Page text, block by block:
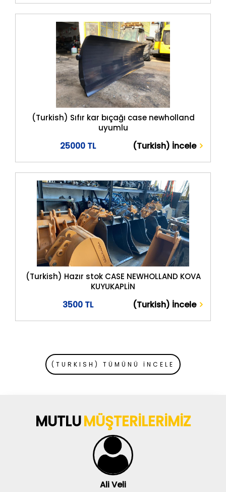
(Turkish) Sıfır kar bıçağı case newholland
uyumlu
25000 TL (Turkish) İncele
(Turkish) Hazır stok CASE NEWHOLLAND KOVA
KUYUKAPLİN
3500 TL (Turkish) İncele
(TURKISH) TÜMÜNÜ İNCELE
MUTLUMÜŞTERİLERİMİZ
Ali Veli